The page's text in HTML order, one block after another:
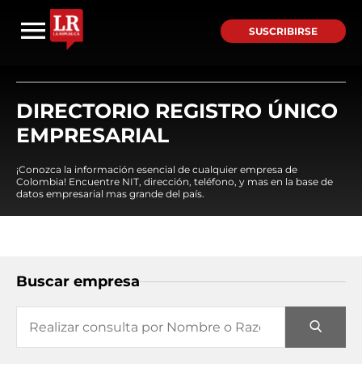
SUSCRIBIRSE
DIRECTORIO REGISTRO ÚNICO
EMPRESARIAL
¡Conozca la información esencial de cualquier empresa de
Colombia! Encuentre NIT, dirección, teléfono, y mas en la base de
datos empresarial mas grande del país.
Buscar empresa